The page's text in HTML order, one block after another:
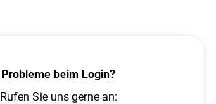
Probleme beim Login?
Rufen Sie uns gerne an: